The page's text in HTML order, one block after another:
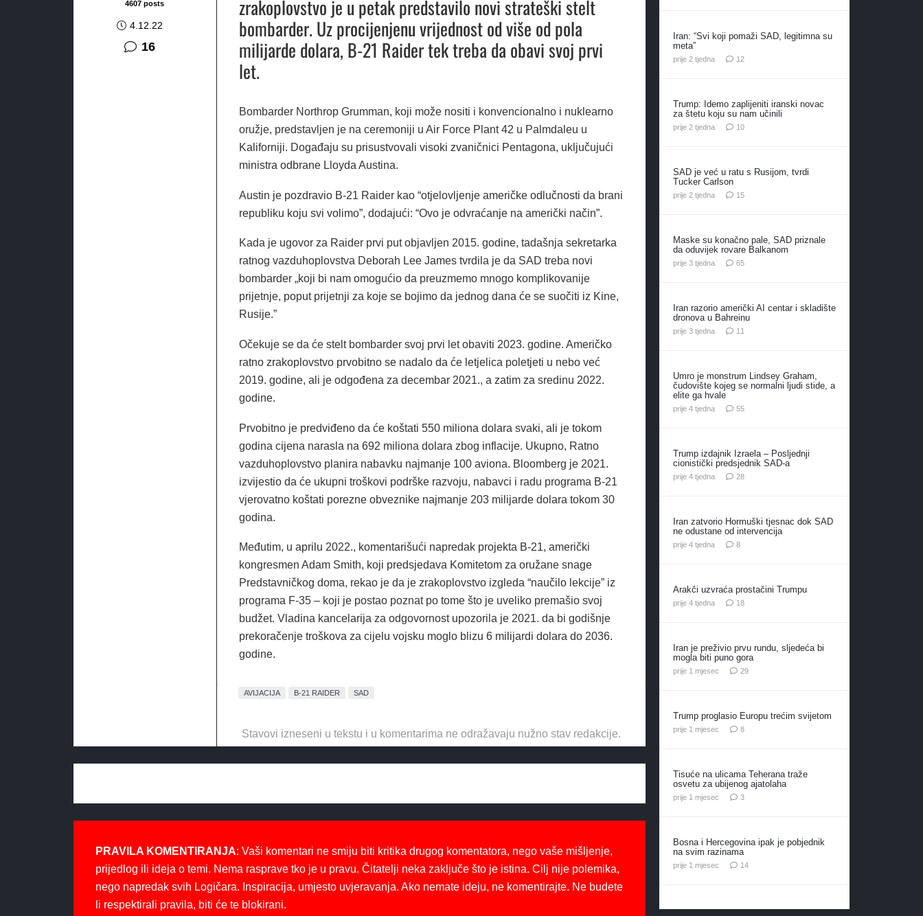
4607 posts
4.12.22
16komentara
zrakoplovstvo je u petak predstavilo novi strateški stelt
bombarder. Uz procijenjenu vrijednost od više od pola
milijarde dolara, B-21 Raider tek treba da obavi svoj prvi
let.
Bombarder Northrop Grumman, koji može nositi i konvencionalno i nuklearno
oružje, predstavljen je na ceremoniji u Air Force Plant 42 u Palmdaleu u
Kaliforniji. Događaju su prisustvovali visoki zvaničnici Pentagona, uključujući
ministra odbrane Lloyda Austina.
Austin je pozdravio B-21 Raider kao “otjelovljenje američke odlučnosti da brani
republiku koju svi volimo”, dodajući: “Ovo je odvraćanje na američki način”.
Kada je ugovor za Raider prvi put objavljen 2015. godine, tadašnja sekretarka
ratnog vazduhoplovstva Deborah Lee James tvrdila je da SAD treba novi
bombarder „koji bi nam omogućio da preuzmemo mnogo komplikovanije
prijetnje, poput prijetnji za koje se bojimo da jednog dana će se suočiti iz Kine,
Rusije.”
Očekuje se da će stelt bombarder svoj prvi let obaviti 2023. godine. Američko
ratno zrakoplovstvo prvobitno se nadalo da će letjelica poletjeti u nebo već
2019. godine, ali je odgođena za decembar 2021., a zatim za sredinu 2022.
godine.
Prvobitno je predviđeno da će koštati 550 miliona dolara svaki, ali je tokom
godina cijena narasla na 692 miliona dolara zbog inflacije. Ukupno, Ratno
vazduhoplovstvo planira nabavku najmanje 100 aviona. Bloomberg je 2021.
izvijestio da će ukupni troškovi podrške razvoju, nabavci i radu programa B-21
vjerovatno koštati porezne obveznike najmanje 203 milijarde dolara tokom 30
godina.
Međutim, u aprilu 2022., komentarišući napredak projekta B-21, američki
kongresmen Adam Smith, koji predsjedava Komitetom za oružane snage
Predstavničkog doma, rekao je da je zrakoplovstvo izgleda “naučilo lekcije” iz
programa F-35 – koji je postao poznat po tome što je uveliko premašio svoj
budžet. Vladina kancelarija za odgovornost upozorila je 2021. da bi godišnje
prekoračenje troškova za cijelu vojsku moglo blizu 6 milijardi dolara do 2036.
godine.
AVIJACIJA B-21 RAIDER SAD
Stavovi izneseni u tekstu i u komentarima ne odražavaju nužno stav redakcije.
PRAVILA KOMENTIRANJA: Vaši komentari ne smiju biti kritika drugog komentatora, nego vaše mišljenje,
prijedlog ili ideja o temi. Nema rasprave tko je u pravu. Čitatelji neka zaključe što je istina. Cilj nije polemika,
nego napredak svih Logičara. Inspiracija, umjesto uvjeravanja. Ako nemate ideju, ne komentirajte. Ne budete
li respektirali pravila, biti će te blokirani.
Iran: “Svi koji pomaži SAD, legitimna su
meta”
prije 2 tjedna 12komentara
Trump: Idemo zaplijeniti iranski novac
za štetu koju su nam učinili
prije 2 tjedna 10komentara
SAD je već u ratu s Rusijom, tvrdi
Tucker Carlson
prije 2 tjedna 15komentara
Maske su konačno pale, SAD priznale
da oduvijek rovare Balkanom
prije 3 tjedna 65komentara
Iran razorio američki AI centar i skladište
dronova u Bahreinu
prije 3 tjedna 11
Umro je monstrum Lindsey Graham,
čudovište kojeg se normalni ljudi stide, a
elite ga hvale
prije 4 tjedna 55komentara
Trump izdajnik Izraela – Posljednji
cionistički predsjednik SAD-a
prije 4 tjedna 28komentara
Iran zatvorio Hormuški tjesnac dok SAD
ne odustane od intervencija
prije 4 tjedna 8komentara
Arakči uzvraća prostačini Trumpu
prije 4 tjedna 18komentara
Iran je preživio prvu rundu, sljedeća bi
mogla biti puno gora
prije 1 mjesec 29komentara
Trump proglasio Europu trećim svijetom
prije 1 mjesec 8komentara
Tisuće na ulicama Teherana traže
osvetu za ubijenog ajatolaha
prije 1 mjesec 3komentara
Bosna i Hercegovina ipak je pobjednik
na svim razinama
prije 1 mjesec 14komentara